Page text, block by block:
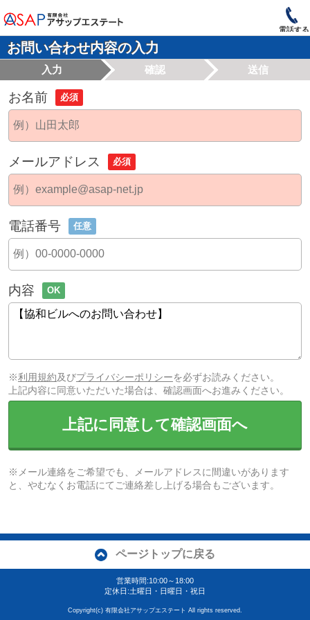
電話する
お問い合わせ内容の入力
入力 確認 送信
お名前 必須
メールアドレス 必須
電話番号 任意
内容 OK
※利用規約及びプライバシーポリシーを必ずお読みください。
上記内容に同意いただいた場合は、確認画面へお進みください。
上記に同意して確認画面へ
※メール連絡をご希望でも、メールアドレスに間違いがあります
と、やむなくお電話にてご連絡差し上げる場合もございます。
ページトップに戻る
営業時間:10:00～18:00
定休日:土曜日・日曜日・祝日
Copyright(c) 有限会社アサップエステート All rights reserved.